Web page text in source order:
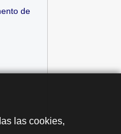
de
las cookies,